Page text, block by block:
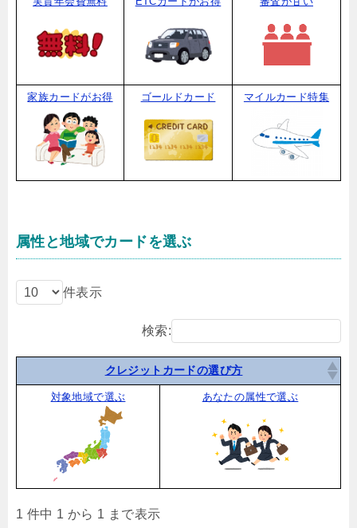
家族カードがお得 ゴールドカード マイルカード特集
属性と地域でカードを選ぶ
件表示
検索:
クレジットカードの選び方
対象地域で選ぶ あなたの属性で選ぶ
1 件中 1 から 1 まで表示